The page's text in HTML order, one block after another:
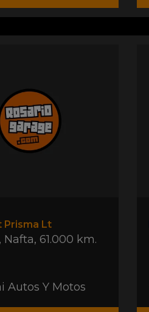
Prisma Lt
, Nafta, 61.000 km.
Autos Y Motos